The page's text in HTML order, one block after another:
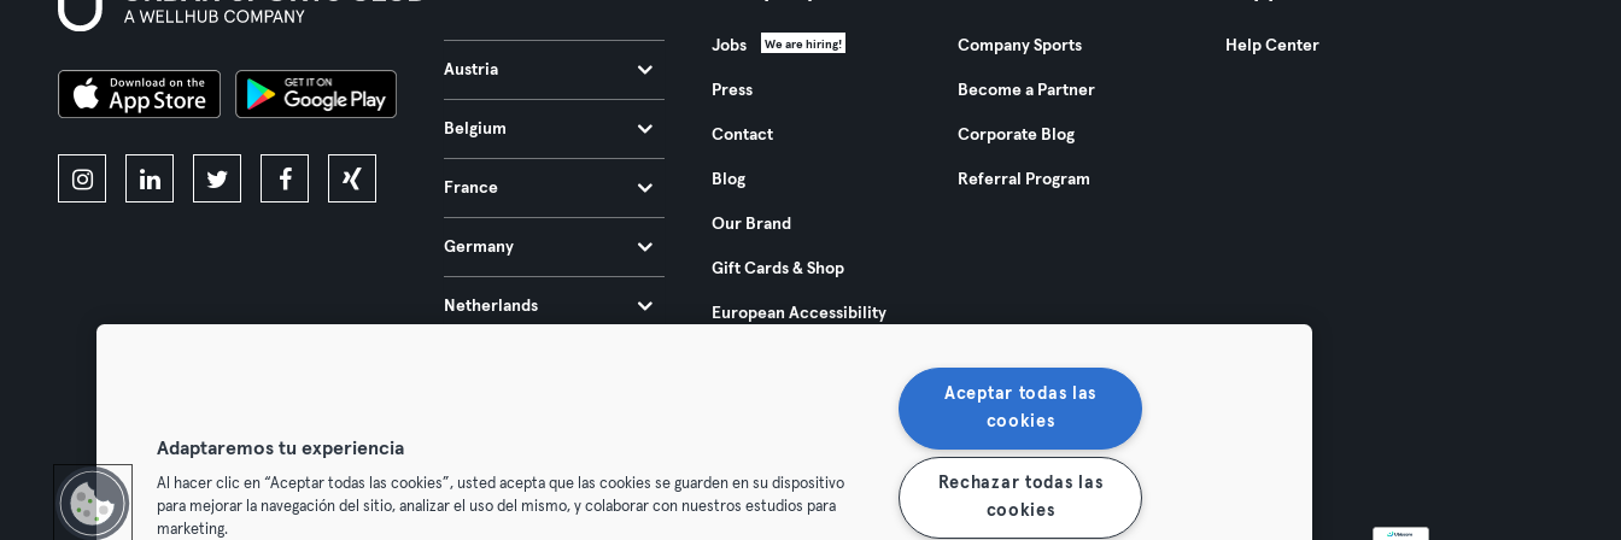
Austria
Belgium
France
Germany
Netherlands
Jobs We are hiring!
Press
Contact
Blog
Our Brand
Gift Cards & Shop
European Accessibility
Company Sports
Become a Partner
Corporate Blog
Referral Program
Help Center
Adaptaremos tu experiencia
Al hacer clic en “Aceptar todas las cookies”, usted acepta que las cookies se guarden en su dispositivo
para mejorar la navegación del sitio, analizar el uso del mismo, y colaborar con nuestros estudios para
marketing.
Aceptar todas las
cookies
Rechazar todas las
cookies